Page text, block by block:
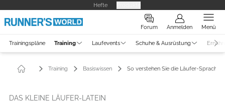
Hefte
Forum Anmelden Menü
Trainingspläne Training Laufevents Schuhe & Ausrüstung
Training Basiswissen So verstehen Sie die Läufer-Sprache
DAS KLEINE LÄUFER-LATEIN